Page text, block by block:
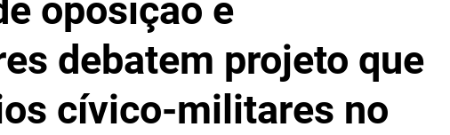
oposição e
debatem projeto que
cívico-militares no